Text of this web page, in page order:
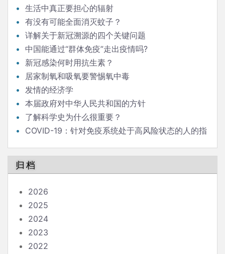
发言生活中真正要担心的辐射
有没有可能全面消灭蚊子？
详解关于新冠溯源的四个关键问题
中国能通过“群体免疫”走出疫情吗?
新冠感染何时用抗生素？
居家制氧和吸氧要警惕氧中毒
发情的经济学
本届政府对中华人民共和国的方针
了解科学史为什么很重要？
COVID-19：针对免疫系统处于高风险状态的人的指
归档
2026
2025
2024
2023
2022